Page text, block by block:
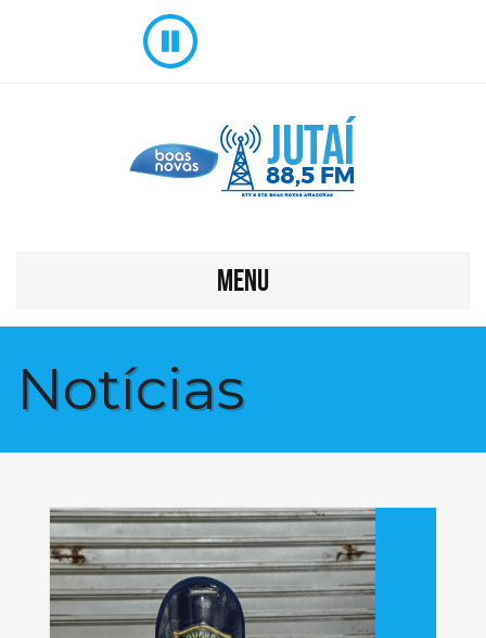
MENU
Notícias